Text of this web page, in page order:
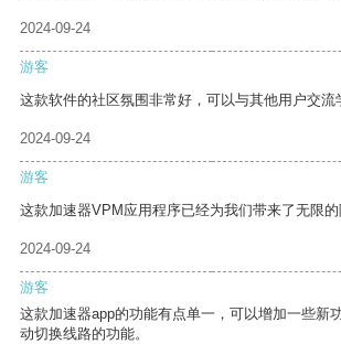
2024-09-24
游客
这款软件的社区氛围非常好，可以与其他用户交流
2024-09-24
游客
这款加速器VPM应用程序已经为我们带来了无限的
2024-09-24
游客
这款加速器app的功能有点单一，可以增加一些新
动切换线路的功能。